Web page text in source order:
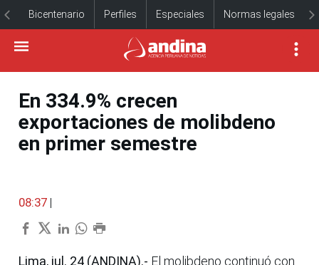
Bicentenario Perfiles Especiales Normas legales
En 334.9% crecen
exportaciones de molibdeno
en primer semestre
08:37 |
Lima, jul. 24 (ANDINA).- El molibdeno continuó con